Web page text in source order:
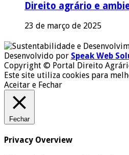
Direito agrário e
23 de março de 2025
Desenvolvido por Speak Web
Copyright © Portal Direito
Este site utiliza cookies para
Aceitar e Fechar
Fechar
Privacy Overview